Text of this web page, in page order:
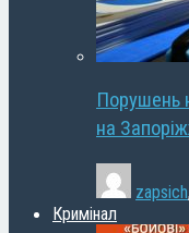
Порушень
на
zapsich,
Кримінал